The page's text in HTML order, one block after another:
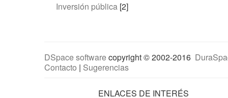
Inversión pública [2]
DSpace softwarecopyright © 2002-2016
Contacto | Sugerencias
ENLACES DE INTERÉS